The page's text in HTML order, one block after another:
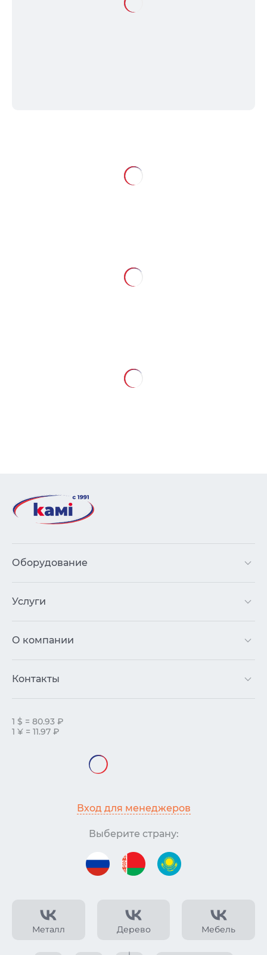
Металл Дерево Мебель
Оборудование
Услуги
О компании
Контакты
1 $ = 80.93 ₽
1 ¥ = 11.97 ₽
Вход для менеджеров
Выберите страну: